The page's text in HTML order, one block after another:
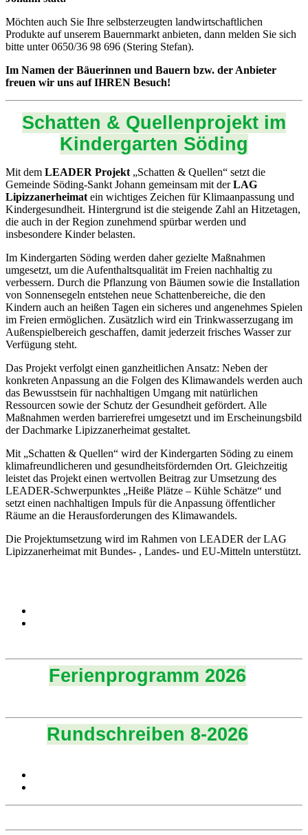
Möchten auch Sie Ihre selbsterzeugten landwirtschaftlichen
Produkte auf unserem Bauernmarkt anbieten, dann melden Sie sich
bitte unter 0650/36 98 696 (Stering Stefan).
Im Namen der Bäuerinnen und Bauern bzw. der Anbieter
freuen wir uns auf IHREN Besuch!
Schatten & Quellenprojekt im
Kindergarten Söding
Mit dem LEADER Projekt „Schatten & Quellen“ setzt die
Gemeinde Söding-Sankt Johann gemeinsam mit derLAG
Lipizzanerheimat ein wichtiges Zeichen für Klimaanpassung und
Kindergesundheit. Hintergrund ist die steigende Zahl an Hitzetagen,
die auch in der Region zunehmend spürbar werden und
insbesondere Kinder belasten.
Im Kindergarten Söding werden daher gezielte Maßnahmen
umgesetzt, um die Aufenthaltsqualität im Freien nachhaltig zu
verbessern. Durch die Pflanzung von Bäumen sowie die Installation
von Sonnensegeln entstehen neue Schattenbereiche, die den
Kindern auch an heißen Tagen ein sicheres und angenehmes Spielen
im Freien ermöglichen. Zusätzlich wird ein Trinkwasserzugang im
Außenspielbereich geschaffen, damit jederzeit frisches Wasser zur
Verfügung steht.
Das Projekt verfolgt einen ganzheitlichen Ansatz: Neben der
konkreten Anpassung an die Folgen des Klimawandels werden auch
das Bewusstsein für nachhaltigen Umgang mit natürlichen
Ressourcen sowie der Schutz der Gesundheit gefördert. Alle
Maßnahmen werden barrierefrei umgesetzt und im Erscheinungsbild
der Dachmarke Lipizzanerheimat gestaltet.
Mit „Schatten & Quellen“ wird der Kindergarten Söding zu einem
klimafreundlicheren und gesundheitsfördernden Ort. Gleichzeitig
leistet das Projekt einen wertvollen Beitrag zur Umsetzung des
LEADER-Schwerpunktes „Heiße Plätze – Kühle Schätze“ und
setzt einen nachhaltigen Impuls für die Anpassung öffentlicher
Räume an die Herausforderungen des Klimawandels.
Die Projektumsetzung wird im Rahmen von LEADER der LAG
Lipizzanerheimat mit Bundes- , Landes- und EU-Mitteln unterstützt.
Ferienprogramm 2026
Rundschreiben 8-2026